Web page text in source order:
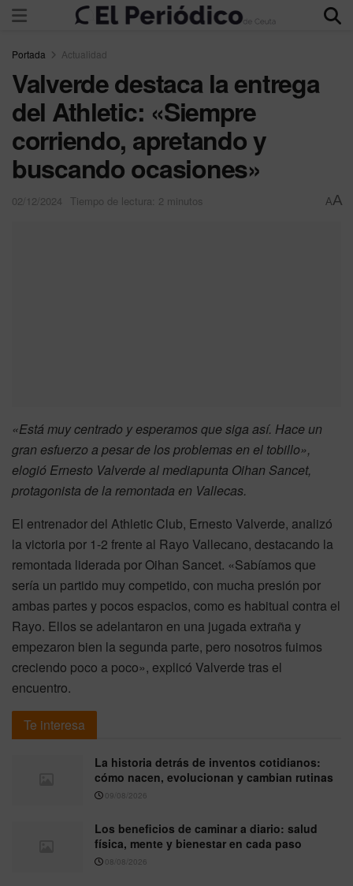
Portada Actualidad
Valverde destaca la entrega
del Athletic: «Siempre
corriendo, apretando y
buscando ocasiones»
02/12/2024 Tiempo de lectura: 2 minutos AA
«Está muy centrado y esperamos que siga así. Hace un
gran esfuerzo a pesar de los problemas en el tobillo»,
elogió Ernesto Valverde al mediapunta Oihan Sancet,
protagonista de la remontada en Vallecas.
El entrenador del Athletic Club, Ernesto Valverde, analizó
la victoria por 1-2 frente al Rayo Vallecano, destacando la
remontada liderada por Oihan Sancet. «Sabíamos que
sería un partido muy competido, con mucha presión por
ambas partes y pocos espacios, como es habitual contra el
Rayo. Ellos se adelantaron en una jugada extraña y
empezaron bien la segunda parte, pero nosotros fuimos
creciendo poco a poco», explicó Valverde tras el
encuentro.
Te interesa
La historia detrás de inventos cotidianos:
cómo nacen, evolucionan y cambian rutinas
09/08/2026
Los beneficios de caminar a diario: salud
física, mente y bienestar en cada paso
08/08/2026